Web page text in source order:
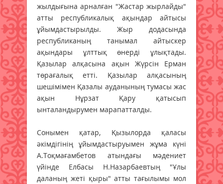
жылдығына арналған "Жастар жырлайды"
атты республикалық ақындар айтысы
ұйымдастырылды. Жыр додасында
республиканың танымал айтыскер
ақындары ұлттық өнерді ұлықтады.
Қазылар алқасына ақын Жүрсін Ерман
төрағалық етті. Қазылар алқасының
шешімімен Қазалы ауданының тумасы жас
ақын Нұрзат Қару қатысып
ынталандырумен марапатталды.
Сонымен қатар, Қызылорда қаласы
әкімдігінің ұйымдастыруымен жұма күні
А.Тоқмағамбетов атындағы мәдениет
үйінде Елбасы Н.Назарбаевтың "Ұлы
даланың жеті қыры" атты тағылымы мол